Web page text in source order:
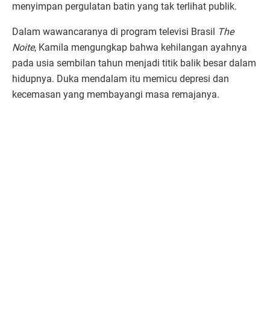
menyimpan pergulatan batin yang tak terlihat publik.
Dalam wawancaranya di program televisi Brasil
The
Noite, Kamila mengungkap bahwa kehilangan ayahnya
pada usia sembilan tahun menjadi titik balik besar dalam
hidupnya. Duka mendalam itu memicu depresi dan
kecemasan yang membayangi masa remajanya.